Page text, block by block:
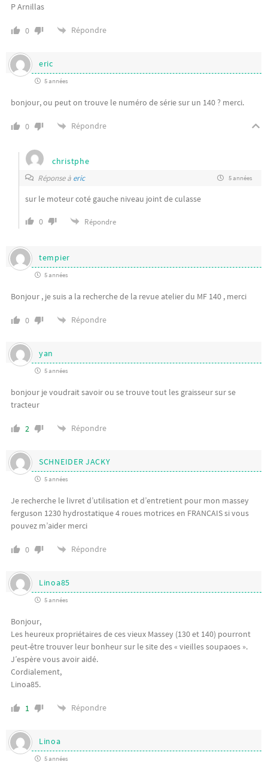
P Arnillas
0 Répondre
eric
5 années
bonjour, ou peut on trouve le numéro de série sur un 140 ? merci.
0 Répondre
christphe
Réponse à eric 5 années
sur le moteur coté gauche niveau joint de culasse
0 Répondre
tempier
5 années
Bonjour , je suis a la recherche de la revue atelier du MF 140 , merci
0 Répondre
yan
5 années
bonjour je voudrait savoir ou se trouve tout les graisseur sur se
tracteur
2 Répondre
SCHNEIDER JACKY
5 années
Je recherche le livret d’utilisation et d’entretient pour mon massey
ferguson 1230 hydrostatique 4 roues motrices en FRANCAIS si vous
pouvez m’aider merci
0 Répondre
Linoa85
5 années
Bonjour,
Les heureux propriétaires de ces vieux Massey (130 et 140) pourront
peut-être trouver leur bonheur sur le site des « vieilles soupaoes ».
J’espère vous avoir aidé.
Cordialement,
Linoa85.
1 Répondre
Linoa
5 années